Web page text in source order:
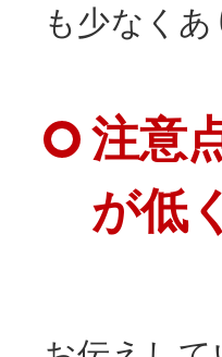
も少なくあ
注意
が低